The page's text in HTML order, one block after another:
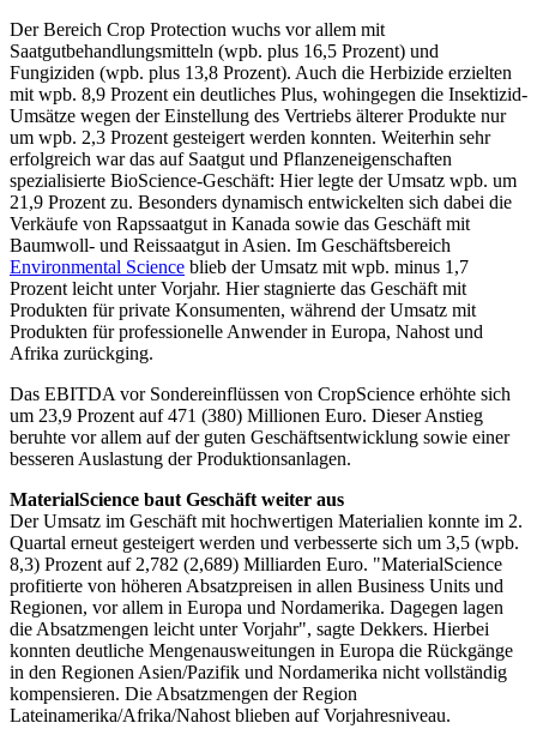
Der Bereich Crop Protection wuchs vor allem mit
Saatgutbehandlungsmitteln (wpb. plus 16,5 Prozent) und
Fungiziden (wpb. plus 13,8 Prozent). Auch die Herbizide erzielten
mit wpb. 8,9 Prozent ein deutliches Plus, wohingegen die Insektizid-
Umsätze wegen der Einstellung des Vertriebs älterer Produkte nur
um wpb. 2,3 Prozent gesteigert werden konnten. Weiterhin sehr
erfolgreich war das auf Saatgut und Pflanzeneigenschaften
spezialisierte BioScience-Geschäft: Hier legte der Umsatz wpb. um
21,9 Prozent zu. Besonders dynamisch entwickelten sich dabei die
Verkäufe von Rapssaatgut in Kanada sowie das Geschäft mit
Baumwoll- und Reissaatgut in Asien. Im Geschäftsbereich
Environmental Science blieb der Umsatz mit wpb. minus 1,7
Prozent leicht unter Vorjahr. Hier stagnierte das Geschäft mit
Produkten für private Konsumenten, während der Umsatz mit
Produkten für professionelle Anwender in Europa, Nahost und
Afrika zurückging.
Das EBITDA vor Sondereinflüssen von CropScience erhöhte sich
um 23,9 Prozent auf 471 (380) Millionen Euro. Dieser Anstieg
beruhte vor allem auf der guten Geschäftsentwicklung sowie einer
besseren Auslastung der Produktionsanlagen.
MaterialScience baut Geschäft weiter aus
Der Umsatz im Geschäft mit hochwertigen Materialien konnte im 2.
Quartal erneut gesteigert werden und verbesserte sich um 3,5 (wpb.
8,3) Prozent auf 2,782 (2,689) Milliarden Euro. "MaterialScience
profitierte von höheren Absatzpreisen in allen Business Units und
Regionen, vor allem in Europa und Nordamerika. Dagegen lagen
die Absatzmengen leicht unter Vorjahr", sagte Dekkers. Hierbei
konnten deutliche Mengenausweitungen in Europa die Rückgänge
in den Regionen Asien/Pazifik und Nordamerika nicht vollständig
kompensieren. Die Absatzmengen der Region
Lateinamerika/Afrika/Nahost blieben auf Vorjahresniveau.